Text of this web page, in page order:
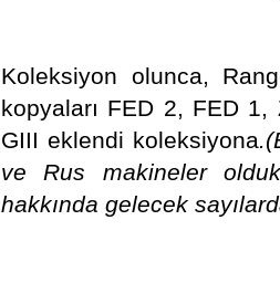
Koleksiyon olunca,
kopyaları FED 2, FED 1,
GIII eklendi koleksiyona
ve Rus makineler
hakkında gelecek